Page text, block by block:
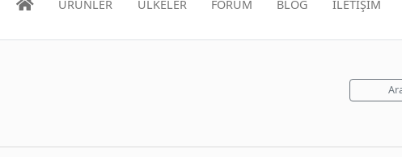
ÜRÜNLER ÜLKELER FORUM BLOG İLETİŞİM